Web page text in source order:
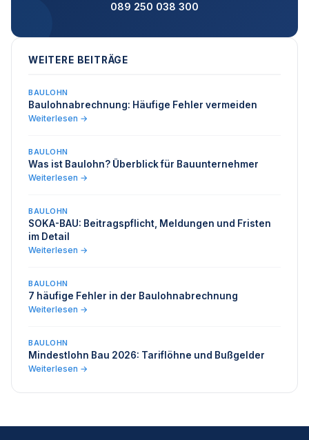
089 250 038 300
WEITERE BEITRÄGE
BAULOHN
Baulohnabrechnung: Häufige Fehler vermeiden
Weiterlesen →
BAULOHN
Was ist Baulohn? Überblick für Bauunternehmer
Weiterlesen →
BAULOHN
SOKA-BAU: Beitragspflicht, Meldungen und Fristen
im Detail
Weiterlesen →
BAULOHN
7 häufige Fehler in der Baulohnabrechnung
Weiterlesen →
BAULOHN
Mindestlohn Bau 2026: Tariflöhne und Bußgelder
Weiterlesen →